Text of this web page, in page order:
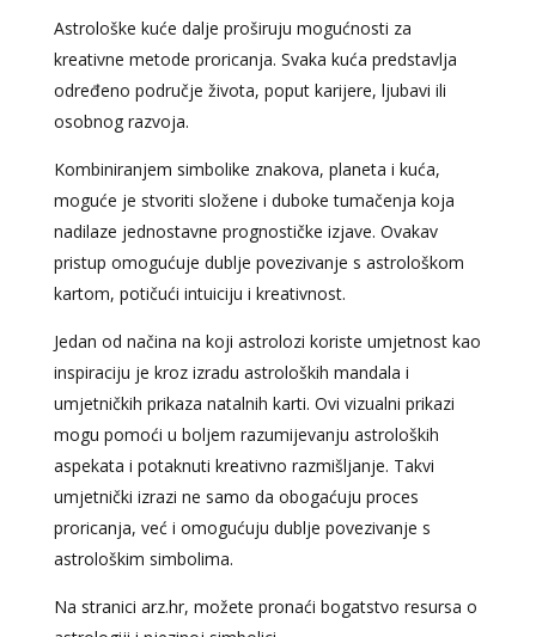
Astrološke kuće dalje proširuju mogućnosti za
kreativne metode proricanja. Svaka kuća predstavlja
određeno područje života, poput karijere, ljubavi ili
osobnog razvoja.
Kombiniranjem simbolike znakova, planeta i kuća,
moguće je stvoriti složene i duboke tumačenja koja
nadilaze jednostavne prognostičke izjave. Ovakav
pristup omogućuje dublje povezivanje s astrološkom
kartom, potičući intuiciju i kreativnost.
Jedan od načina na koji astrolozi koriste umjetnost kao
inspiraciju je kroz izradu astroloških mandala i
umjetničkih prikaza natalnih karti. Ovi vizualni prikazi
mogu pomoći u boljem razumijevanju astroloških
aspekata i potaknuti kreativno razmišljanje. Takvi
umjetnički izrazi ne samo da obogaćuju proces
proricanja, već i omogućuju dublje povezivanje s
astrološkim simbolima.
Na stranici arz.hr, možete pronaći bogatstvo resursa o